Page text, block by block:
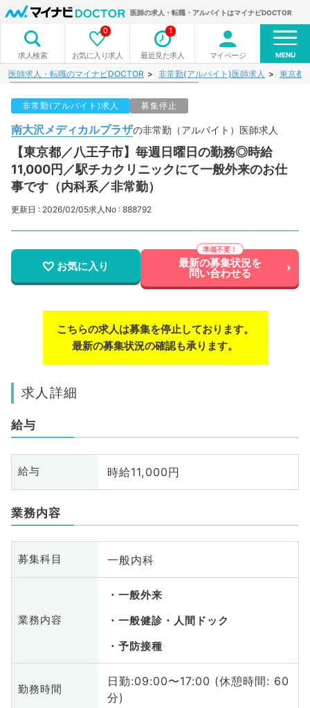
医師の求人・転職・アルバイトはマイナビDOCTOR
求人検索 お気に入り求人
0
最近見た求人
1
マイページ MENU
医師求人・転職のマイナビDOCTOR 非常勤(アルバイト)医師求人 東京都
非常勤(アルバイト)求人 募集停止
南大沢メディカルプラザの非常勤（アルバイト）医師求人
【東京都／八王子市】毎週日曜日の勤務◎時給
11,000円／駅チカクリニックにて一般外来のお仕
事です（内科系／非常勤）
更新日 : 2026/02/05求人No : 888792
お気に入り 最新の募集状況を
問い合わせる
こちらの求人は募集を停止しております。
最新の募集状況の確認も承ります。
求人詳細
給与
給与 時給11,000円
業務内容
募集科目 一般内科
業務内容
一般外来
一般健診・人間ドック
予防接種
勤務時間
日勤:09:00〜17:00 (休憩時間: 60
分)